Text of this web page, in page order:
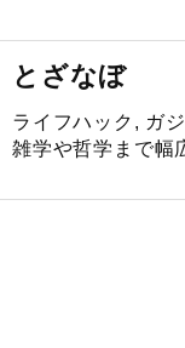
とざなぼ
ライフハック, ガ
雑学や哲学まで幅